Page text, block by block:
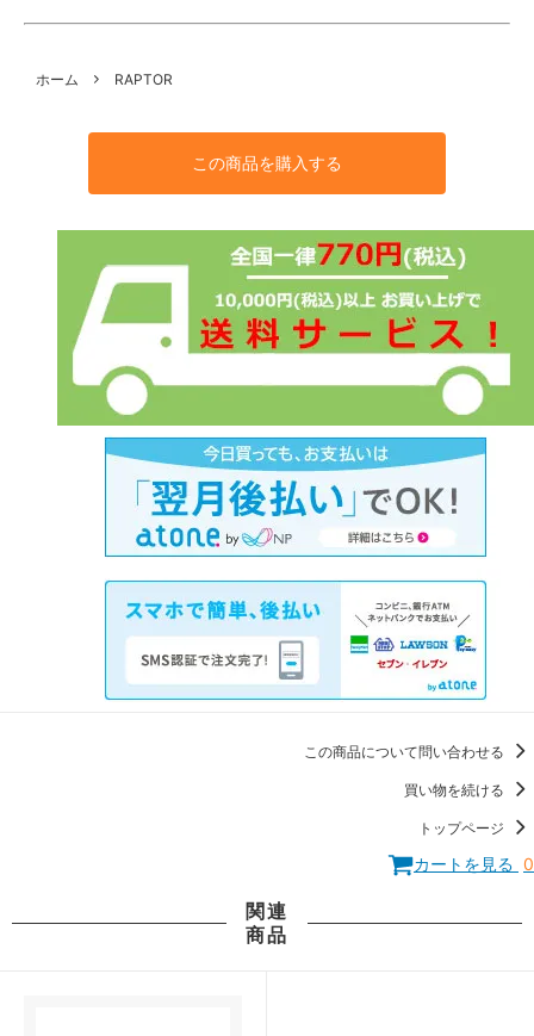
ホーム RAPTOR
この商品を購入する
この商品について問い合わせる
買い物を続ける
トップページ
カートを見る 0
関連
商品